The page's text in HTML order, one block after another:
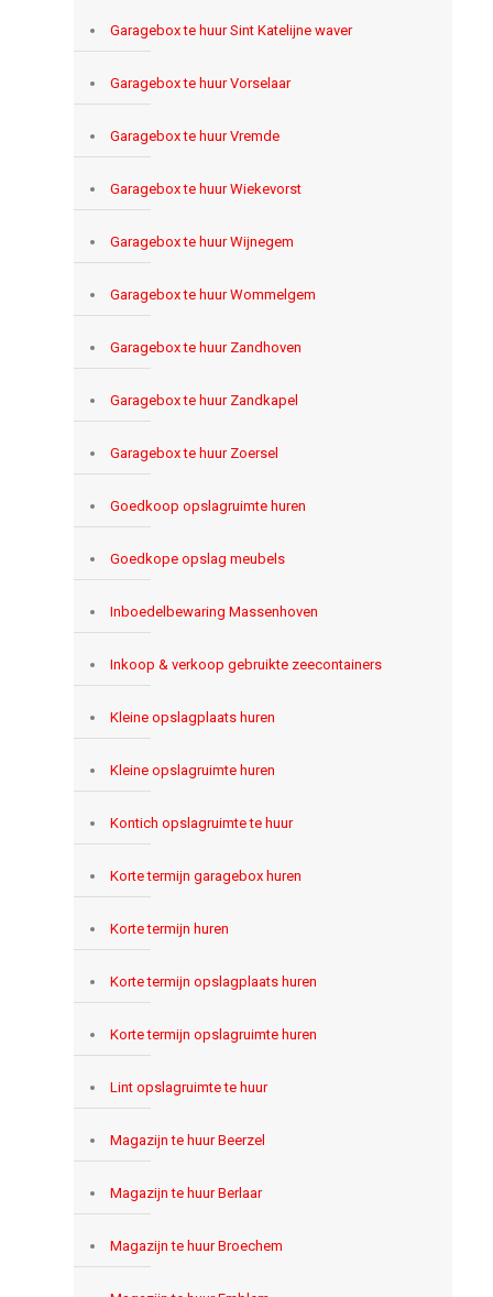
Garagebox te huur Sint Katelijne waver
Garagebox te huur Vorselaar
Garagebox te huur Vremde
Garagebox te huur Wiekevorst
Garagebox te huur Wijnegem
Garagebox te huur Wommelgem
Garagebox te huur Zandhoven
Garagebox te huur Zandkapel
Garagebox te huur Zoersel
Goedkoop opslagruimte huren
Goedkope opslag meubels
Inboedelbewaring Massenhoven
Inkoop & verkoop gebruikte zeecontainers
Kleine opslagplaats huren
Kleine opslagruimte huren
Kontich opslagruimte te huur
Korte termijn garagebox huren
Korte termijn huren
Korte termijn opslagplaats huren
Korte termijn opslagruimte huren
Lint opslagruimte te huur
Magazijn te huur Beerzel
Magazijn te huur Berlaar
Magazijn te huur Broechem